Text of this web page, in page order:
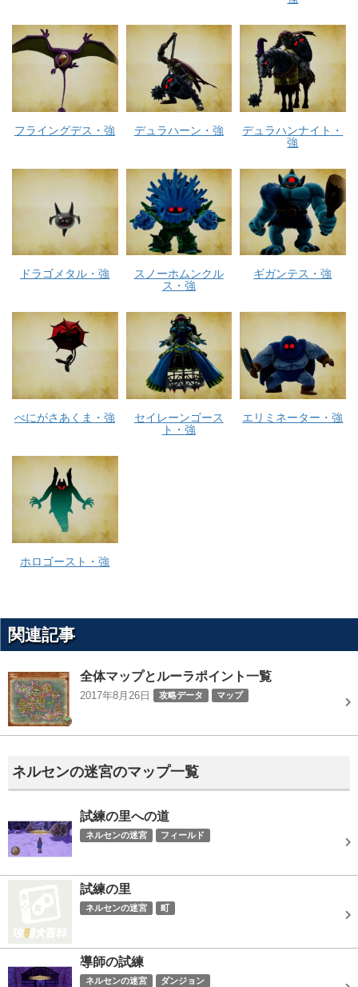
フライングデス・強 デュラハーン・強
デュラハンナイト・
強
ドラゴメタル・強
スノーホムンクル
ス・強
ギガンテス・強
べにがさあくま・強
セイレーンゴース
ト・強
エリミネーター・強
ホロゴースト・強
関連記事
全体マップとルーラポイント一覧
2017年8月26日 攻略データ マップ
ネルセンの迷宮のマップ一覧
試練の里への道
ネルセンの迷宮 フィールド
試練の里
ネルセンの迷宮 町
導師の試練
ネルセンの迷宮 ダンジョン